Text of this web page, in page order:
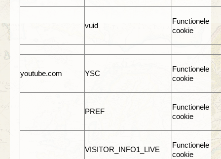
vuid
Functionele
cookie
youtube.com YSC
Functionele
cookie
PREF
Functionele
cookie
VISITOR_INFO1_LIVE
Functionele
cookie